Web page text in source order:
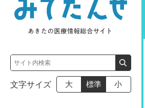
文字サイズ 大 標準 小